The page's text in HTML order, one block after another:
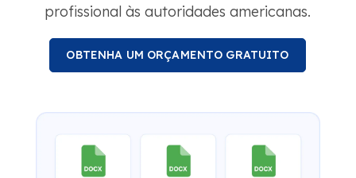
profissional às autoridades americanas.
OBTENHA UM ORÇAMENTO GRATUITO